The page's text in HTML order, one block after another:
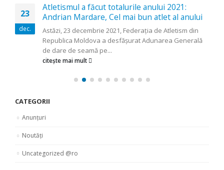
23
dec.
Atletismul a făcut totalurile anului 2021:
Andrian Mardare, Cel mai bun atlet al anului
Astăzi, 23 decembrie 2021, Federația de Atletism din
Republica Moldova a desfășurat Adunarea Generală
de dare de seamă pe...
citește mai mult
CATEGORII
Anunțuri
Noutăți
Uncategorized @ro